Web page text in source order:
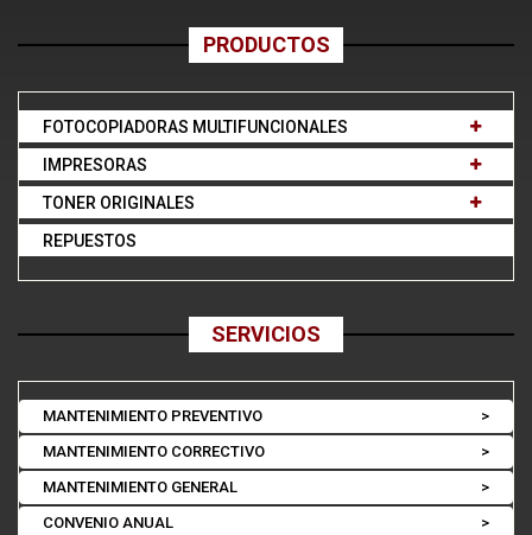
PRODUCTOS
FOTOCOPIADORAS MULTIFUNCIONALES
IMPRESORAS
TONER ORIGINALES
REPUESTOS
SERVICIOS
>
MANTENIMIENTO PREVENTIVO
>
MANTENIMIENTO CORRECTIVO
>
MANTENIMIENTO GENERAL
>
CONVENIO ANUAL